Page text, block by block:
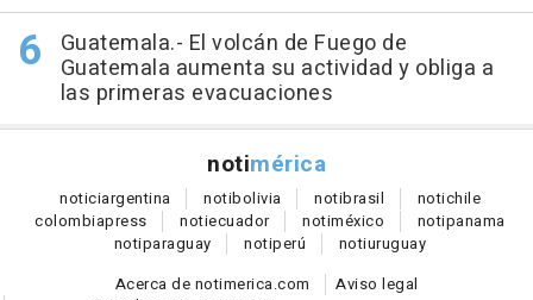
Guatemala.- El volcán de Fuego de
Guatemala aumenta su actividad y obliga a
las primeras evacuaciones
notimérica
noticiargentina notibolivia notibrasil notichile
colombiapress notiecuador notiméxico notipanama
notiparaguay notiperú notiuruguay
Acerca de notimerica.com
Aviso legal